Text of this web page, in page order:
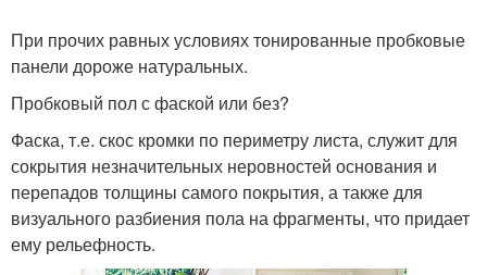
При прочих равных условиях тонированные пробковые
панели дороже натуральных.
Пробковый пол с фаской или без?
Фаска, т.е. скос кромки по периметру листа, служит для
сокрытия незначительных неровностей основания и
перепадов толщины самого покрытия, а также для
визуального разбиения пола на фрагменты, что придает
ему рельефность.